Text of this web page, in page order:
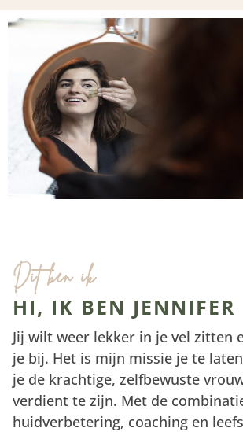
Dit ben ik
HI, IK BEN JENNIFER
Jij wilt weer lekker in je vel zitten
je bij. Het is mijn missie je te
je de krachtige, zelfbewuste
verdient te zijn. Met de
huidverbetering, coaching en